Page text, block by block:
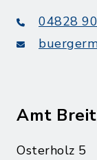
04828
Amt
Osterholz 5